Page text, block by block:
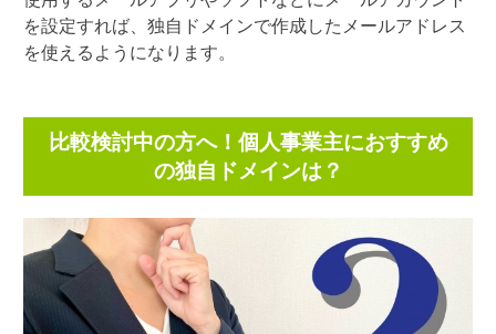
を設定すれば、独自ドメインで作成したメールアドレス
を使えるようになります。
比較検討中の方へ！個人事業主におすすめ
の独自ドメインは？